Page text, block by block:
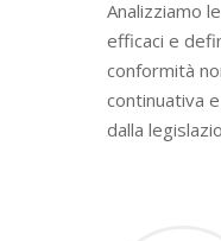
Analizziamo
efficaci e
conformità
continuativa
dalla